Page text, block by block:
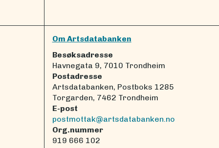
Om Artsdatabanken
Besøksadresse
Havnegata 9, 7010 Trondheim
Postadresse
Artsdatabanken, Postboks 1285
Torgarden, 7462 Trondheim
E-post
postmottak@artsdatabanken.no
Org.nummer
919 666 102